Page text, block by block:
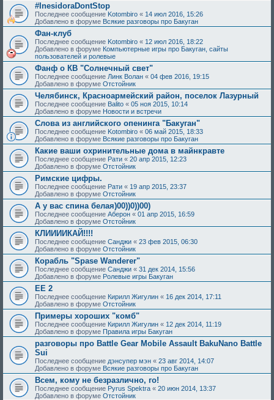
#InesidoraDontStop
Последнее сообщение Kotombiro « 14 июл 2016, 15:26
Добавлено в форуме Всякие разговоры про Бакуган
Фан-клуб
Последнее сообщение Kotombiro « 12 июл 2016, 18:22
Добавлено в форуме Компьютерные игры про Бакуган, сайты
пользователей и ролевые
Фанф о КВ "Солнечный свет"
Последнее сообщение Линк Волан « 04 фев 2016, 19:15
Добавлено в форуме Отстойник
Челябинск, Красноармейский район, поселок Лазурный
Последнее сообщение Balito « 05 ноя 2015, 10:14
Добавлено в форуме Новости и встречи
Слова из английского опенинга "Бакуган"
Последнее сообщение Kotombiro « 06 май 2015, 18:33
Добавлено в форуме Всякие разговоры про Бакуган
Какие ваши охринительные дома в майнкравте
Последнее сообщение Рати « 20 апр 2015, 12:23
Добавлено в форуме Отстойник
Римские цифры.
Последнее сообщение Рати « 19 апр 2015, 23:37
Добавлено в форуме Отстойник
А у вас спина белая)00))0))00)
Последнее сообщение Аберон « 01 апр 2015, 16:59
Добавлено в форуме Отстойник
КЛИИИИКАЙ!!!!
Последнее сообщение Санджи « 23 фев 2015, 06:30
Добавлено в форуме Отстойник
Корабль "Spase Wanderer"
Последнее сообщение Санджи « 31 дек 2014, 15:56
Добавлено в форуме Ролевые игры Бакуган
EE 2
Последнее сообщение Кирилл Жигулин « 16 дек 2014, 17:11
Добавлено в форуме Отстойник
Примеры хороших "комб"
Последнее сообщение Кирилл Жигулин « 12 дек 2014, 11:19
Добавлено в форуме Правила игры Бакуган
разговоры про Battle Gear Mobile Assault BakuNano Battle
Sui
Последнее сообщение дэнсупер мэн « 23 авг 2014, 14:07
Добавлено в форуме Всякие разговоры про Бакуган
Всем, кому не безразлично, го!
Последнее сообщение Pyrus Spektra « 20 июн 2014, 13:37
Добавлено в форуме Отстойник